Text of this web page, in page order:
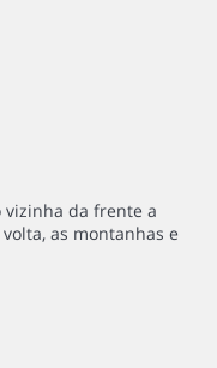
vizinha da frente a
as montanhas e